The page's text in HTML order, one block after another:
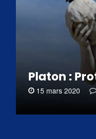
Platon :
15 mars 2020